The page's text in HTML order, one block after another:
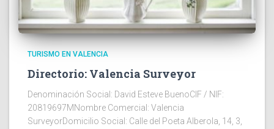
TURISMO EN VALENCIA
Directorio: Valencia Surveyor
Denominación Social: David Esteve BuenoCIF / NIF:
20819697MNombre Comercial: Valencia
SurveyorDomicilio Social: Calle del Poeta Alberola, 14, 3,